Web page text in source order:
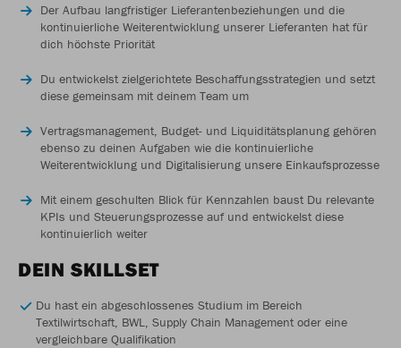
Der Aufbau langfristiger Lieferantenbeziehungen und die
kontinuierliche Weiterentwicklung unserer Lieferanten hat für
dich höchste Priorität
Du entwickelst zielgerichtete Beschaffungsstrategien und setzt
diese gemeinsam mit deinem Team um
Vertragsmanagement, Budget- und Liquiditätsplanung gehören
ebenso zu deinen Aufgaben wie die kontinuierliche
Weiterentwicklung und Digitalisierung unsere Einkaufsprozesse
Mit einem geschulten Blick für Kennzahlen baust Du relevante
KPIs und Steuerungsprozesse auf und entwickelst diese
kontinuierlich weiter
DEIN SKILLSET
Du hast ein abgeschlossenes Studium im Bereich
Textilwirtschaft, BWL, Supply Chain Management oder eine
vergleichbare Qualifikation